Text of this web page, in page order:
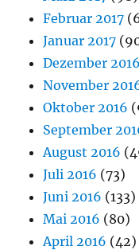
Februar 2017
Januar 2017
Dezember 2016
November
Oktober 2016
September
August 2016
Juli 2016 (73)
Juni 2016 (133)
Mai 2016 (80)
April 2016 (42)